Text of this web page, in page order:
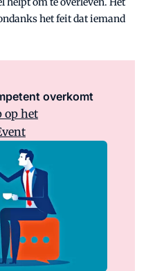
het feit dat iemand
overkomt
op het